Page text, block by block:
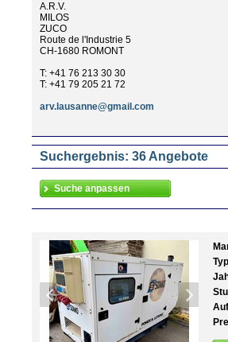
A.R.V.
MILOS
ZUCO
Route de l'Industrie 5
CH-1680 ROMONT
T: +41 76 213 30 30
T: +41 79 205 21 72
arv.lausanne@gmail.com
Suchergebnis: 36 Angebote
Typ